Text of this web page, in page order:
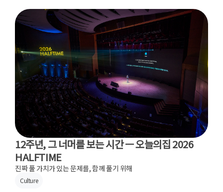
12주년, 그 너머를 보는 시간 ㅡ 오늘의집 2026
HALFTIME
진짜 풀 가치가 있는 문제를, 함께 풀기 위해
Culture